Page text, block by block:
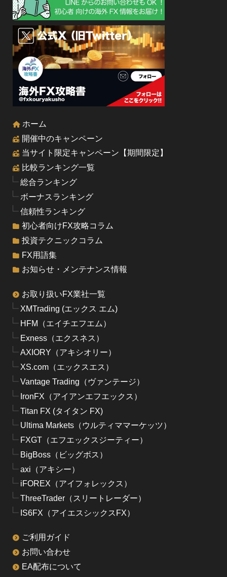
ホーム
開催中のキャンペーン
当サイト限定キャンペーン【期間限定】
比較ランキング一覧
総合ランキング
ボーナスランキング
信頼性ランキング
初心者向けFX攻略コラム
投資テクニックコラム
FX用語集
お知らせ・メンテナンス情報
お取り扱いFX業社一覧
XMTrading (エックス エム)
HFM（エイチエフエム）
Exness（エクスネス）
AXIORY（アキシオリー）
XS.com（エックスエス）
Vantage Trading（ヴァンテージ）
IronFX（アイアンエフエックス）
Titan FX (タイタン FX)
Ultima Markets（ウルティママーケッツ）
FXGT（エフエックスジーティー）
BigBoss（ビッグボス）
axi（アキシー）
iFOREX（アイフォレックス）
ThreeTrader（スリートレーダー）
IS6FX（アイエスシックスFX）
ご利用ガイド
お問い合わせ
EA配布について